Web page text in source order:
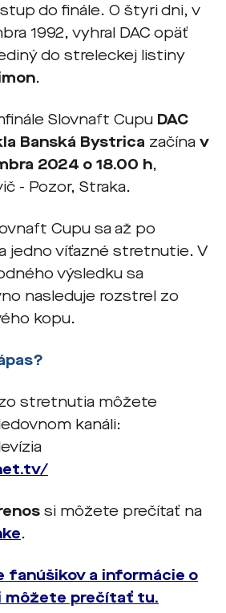
do finále. O štyri dni, v
1992, vyhral DAC opäť
do streleckej listiny
.
Slovnaft Cupu DAC
Banská Bystrica začína v
2024 o 18.00 h,
- Pozor, Straka.
Cupu sa až po
jedno víťazné stretnutie. V
výsledku sa
nasleduje rozstrel zo
kopu.
stretnutia môžete
kanáli:
si môžete prečítať na
.
fanúšikov a informácie o
môžete prečítať tu.